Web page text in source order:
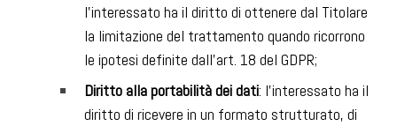
l’interessato ha il diritto di ottenere dal Titolare
la limitazione del trattamento quando ricorrono
le ipotesi definite dall’art. 18 del GDPR;
Diritto alla portabilità dei dati: l’interessato ha il
diritto di ricevere in un formato strutturato, di